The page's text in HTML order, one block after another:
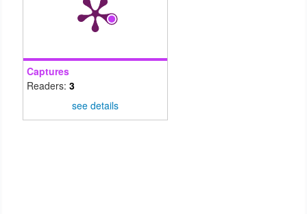
Captures
Readers: 3
see details